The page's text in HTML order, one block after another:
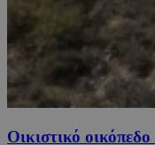
Οικιστικό